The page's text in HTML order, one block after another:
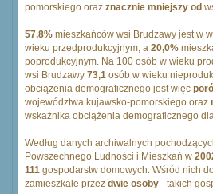
pomorskiego oraz znacznie mniejszy od
57,8% mieszkańców wsi Brudzawy jest w
wieku przedprodukcyjnym, a 20,0%
poprodukcyjnym. Na 100 osób w wieku
wsi Brudzawy 73,1 osób w wieku
obciążenia demograficznego jest więc
województwa kujawsko-pomorskiego oraz
wskażnika obciążenia demograficznego
Według danych archiwalnych
Powszechnego Ludności i Mieszkań w
111 gospodarstw domowych. Wśród nich
zamieszkałe przez dwie osoby - takich